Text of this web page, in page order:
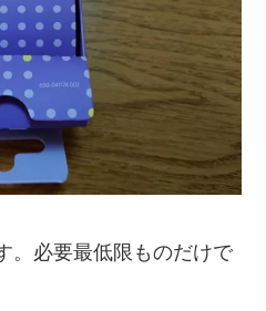
。必要最低限ものだけで